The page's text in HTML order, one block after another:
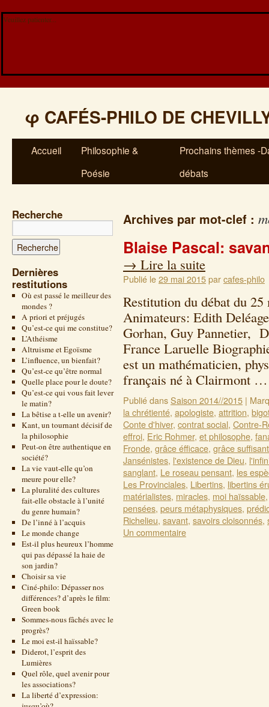
Veuillez patienter...
φ CAFÉS-PHILO DE
Accueil
Philosophie &
Poésie
Prochains thèmes -
débats
Recherche
Dernières
restitutions
Où est passé le meilleur des
mondes ?
A priori et préjugés
Qu’est-ce qui me constitue?
L’Athéisme
Altruisme et Egoïsme
L’influence, un bienfait?
Qu’est-ce qu’être normal
Quelle place pour le doute?
Qu’est-ce qui vous fait lever
le matin?
La bêtise a t-elle un avenir?
Kant, un tournant décisif de
la philosophie
Peut-on être authentique en
société?
La vie vaut-elle qu’on
meure pour elle?
La pluralité des cultures
fait-elle obstacle à l’unité
du genre humain?
De l’inné à l’acquis
Le monde change
Est-il plus heureux l’homme
qui pas dépassé la haie de
son jardin?
Choisir sa vie
Ciné-philo: Dépasser nos
différences? d’après le film:
Green book
Sommes-nous fâchés avec le
progrès?
Le moi est-il haïssable?
Diderot, l’esprit des
Lumières
Quel rôle, quel avenir pour
les associations?
La liberté d’expression:
Archives par mot-clef :
Blaise Pascal:
→ Lire la suite
Publié le29 mai 2015parcafes-philo
Restitution du débat du
Animateurs: Edith
Gorhan, Guy Pannetier,
France Laruelle
est un mathématicien,
français né à Clairmont
Publié dansSaison 2014//2015 |
la chrétienté, apologiste, attrition,
Conte d'hiver, contrat social, Contre-
effroi, Eric Rohmer, et philosophe,
Fronde, grâce éfficace, grâce
Jansénistes, l'existence de Dieu,
sanglant, Le roseau pensant, les
Les Provinciales, Libertins, libertins
matérialistes, miracles, moi haïssable
pensées, peurs métaphysiques,
Richelieu, savant, savoirs cloisonnés,
Un commentaire